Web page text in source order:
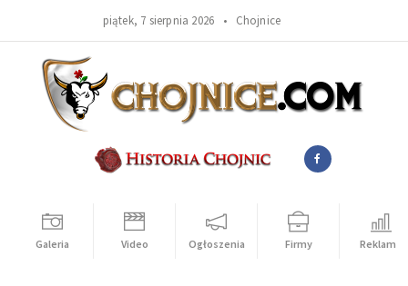
piątek, 7 sierpnia 2026 • Chojnice
Galeria Video Ogłoszenia Firmy Reklama